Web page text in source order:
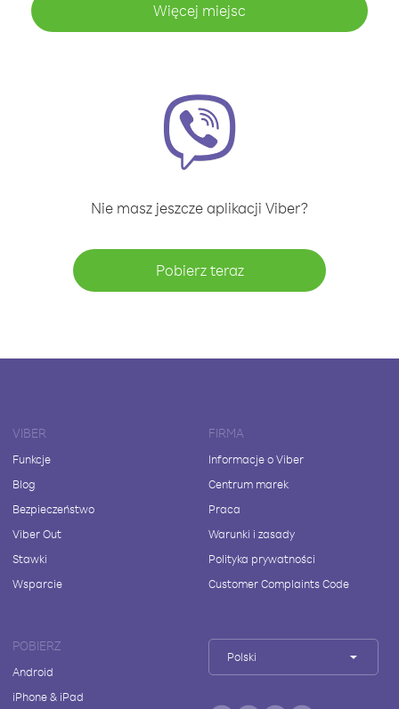
Więcej miejsc
Nie masz jeszcze aplikacji Viber?
Pobierz teraz
VIBER
Funkcje
Blog
Bezpieczeństwo
Viber Out
Stawki
Wsparcie
FIRMA
Informacje o Viber
Centrum marek
Praca
Warunki i zasady
Polityka prywatności
Customer Complaints Code
POBIERZ
Android
iPhone & iPad
Polski